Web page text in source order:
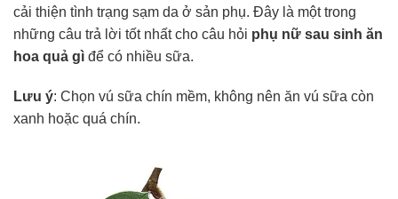
cải thiện tình trạng sạm da ở sản phụ. Đây là một trong
những câu trả lời tốt nhất cho câu hỏi phụ nữ sau sinh ăn
hoa quả gì để có nhiều sữa.
Lưu ý: Chọn vú sữa chín mềm, không nên ăn vú sữa còn
xanh hoặc quá chín.